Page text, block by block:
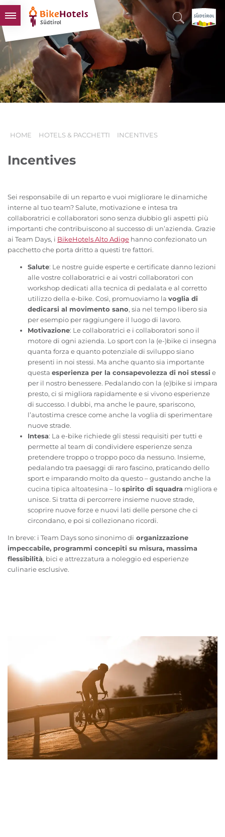
BIKEHOTELS
HOTELS & PACCHETTI
TOUR & TERRITORI
L'ALTO ADIGE & NOI
HOME HOTELS & PACCHETTI INCENTIVES
Incentives
Sei responsabile di un reparto e vuoi migliorare le dinamiche
interne al tuo team? Salute, motivazione e intesa tra
collaboratrici e collaboratori sono senza dubbio gli aspetti più
importanti che contribuiscono al successo di un’azienda. Grazie
ai Team Days, i BikeHotels Alto Adige hanno confezionato un
pacchetto che porta dritto a questi tre fattori.
Salute: Le nostre guide esperte e certificate danno lezioni
alle vostre collaboratrici e ai vostri collaboratori con
workshop dedicati alla tecnica di pedalata e al corretto
utilizzo della e-bike. Così, promuoviamo la voglia di
dedicarsi al movimento sano, sia nel tempo libero sia
per esempio per raggiungere il luogo di lavoro.
Motivazione: Le collaboratrici e i collaboratori sono il
motore di ogni azienda. Lo sport con la (e-)bike ci insegna
quanta forza e quanto potenziale di sviluppo siano
presenti in noi stessi. Ma anche quanto sia importante
questa esperienza per la consapevolezza di noi stessi e
per il nostro benessere. Pedalando con la (e)bike si impara
presto, ci si migliora rapidamente e si vivono esperienze
di successo. I dubbi, ma anche le paure, spariscono,
l’autostima cresce come anche la voglia di sperimentare
nuove strade.
Intesa: La e-bike richiede gli stessi requisiti per tutti e
permette al team di condividere esperienze senza
pretendere troppo o troppo poco da nessuno. Insieme,
pedalando tra paesaggi di raro fascino, praticando dello
sport e imparando molto da questo – gustando anche la
cucina tipica altoatesina – lospirito di squadra migliora e
unisce. Si tratta di percorrere insieme nuove strade,
scoprire nuove forze e nuovi lati delle persone che ci
circondano, e poi si collezionano ricordi.
In breve: i Team Days sono sinonimo di organizzazione
impeccabile, programmi concepiti su misura, massima
flessibilità, bici e attrezzatura a noleggio ed esperienze
culinarie esclusive.